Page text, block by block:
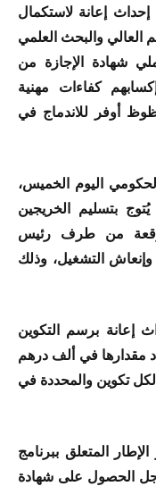
إعانة لاستكمال
العالي والبحث العلمي
شهادة الإجازة من
كفاءات مهنية
أوفر للاندماج في
اليوم الخميس،
بتسليم الخريجين
موقعة من طرف رئيس
وإنعاش التشغيل، وذلك
إعانة برسم التكوين
مقدارها في ألف درهم
تكوين والمحددة في
المتعلق ببرنامج
أجل الحصول على شهادة